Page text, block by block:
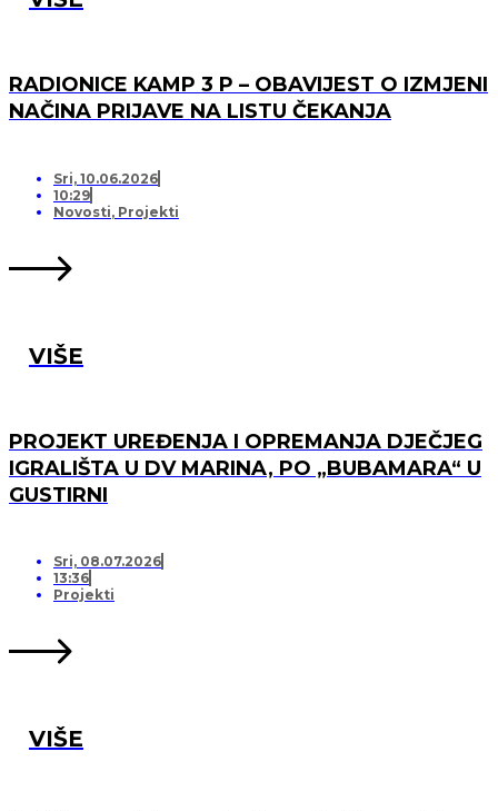
RADIONICE KAMP 3 P – OBAVIJEST O IZMJENI
NAČINA PRIJAVE NA LISTU ČEKANJA
Sri, 10.06.2026
10:29
Novosti, Projekti
VIŠE
PROJEKT UREĐENJA I OPREMANJA DJEČJEG
IGRALIŠTA U DV MARINA, PO „BUBAMARA“ U
GUSTIRNI
Sri, 08.07.2026
13:36
Projekti
VIŠE